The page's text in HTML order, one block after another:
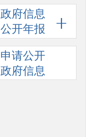
政府信息
公开年报
申请公开
政府信息